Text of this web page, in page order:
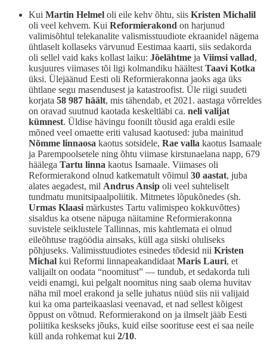
Kui Martin Helmel oli eile kehv õhtu, siis Kristen Michalil
oli veel kehvem. Kui Reformierakond on harjunud
valimisõhtul telekanalite valismisstuudiote ekraanidel nägema
ühtlaselt kollaseks värvunud Eestimaa kaarti, siis sedakorda
oli sellel vaid kaks kollast laiku: Jõelähtme ja Viimsi vallad,
kusjuures viimases tõi ligi kolmandiku häältest Taavi Kotka
üksi. Ülejäänud Eesti oli Reformierakonna jaoks aga üks
ühtlane segu masendusest ja katastroofist. Üle riigi suudeti
korjata 58 987 häält, mis tähendab, et 2021. aastaga võrreldes
on oravad suutnud kaotada keskeltläbi ca. neli valijat
kümnest. Üldise hävingu foonilt tõusid aga eraldi esile
mõned veel omaette eriti valusad kaotused: juba mainitud
Nõmme linnaosa kaotus sotsidele, Rae valla kaotus Isamaale
ja Parempoolsetele ning õhtu viimase kirstunaelana napp, 679
häälega Tartu linna kaotus Isamaale. Viimases oli
Reformierakond olnud katkematult võimul 30 aastat, juba
alates aegadest, mil Andrus Ansip oli veel suhteliselt
tundmatu munitsipaalpoliitik. Mitmetes lõpukõnedes (sh.
Urmas Klaasi märkustes Tartu valimispeo kokkuvõttes)
sisaldus ka otsene näpuga näitamine Reformierakonna
suvistele seiklustele Tallinnas, mis kahtlemata ei olnud
eileõhtuse tragöödia ainsaks, küll aga siiski oluliseks
põhjuseks. Valimisstuudiotes esinedes tõdesid nii Kristen
Michal kui Reformi linnapeakandidaat Maris Lauri, et
valijailt on oodata “noomitust” — tundub, et sedakorda tuli
veidi enamgi, kui pelgalt noomitus ning saab olema huvitav
näha mil moel erakond ja selle juhatus nüüd siis nii valijaid
kui ka oma parteikaaslasi veenavad, et nad sellest kõigest
õppust on võtnud. Reformierakond on ja ilmselt jääb Eesti
poliitika keskseks jõuks, kuid eilse soorituse eest ei saa neile
küll anda rohkemat kui 2/10.